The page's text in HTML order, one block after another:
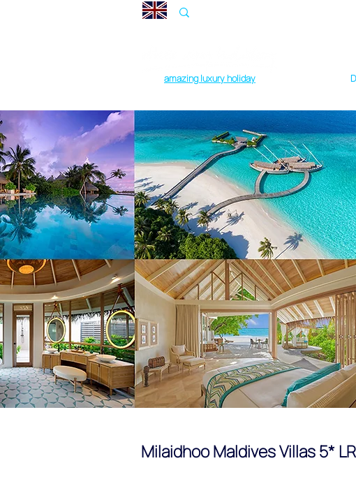
amazing luxury holiday
Milaidhoo Maldives Villas 5*